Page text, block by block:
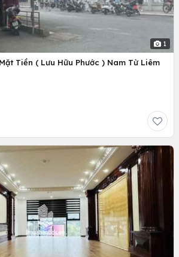
1
Tiền ( Lưu Hữu Phước ) Nam Từ Liêm